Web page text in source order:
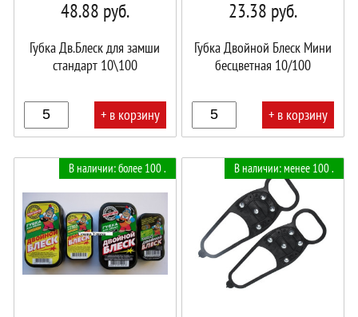
48.88 руб.
Губка Дв.Блеск для замши
стандарт 10\100
+ в корзину
23.38 руб.
Губка Двойной Блеск Мини
бесцветная 10/100
+ в корзину
В наличии: более 100 . В наличии: менее 100 .